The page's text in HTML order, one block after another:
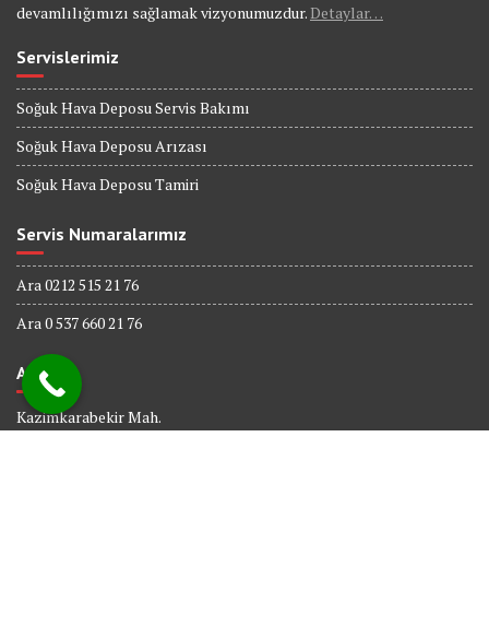
devamlılığımızı sağlamak vizyonumuzdur.Detaylar…
Servislerimiz
Soğuk Hava Deposu Servis Bakımı
Soğuk Hava Deposu Arızası
Soğuk Hava Deposu Tamiri
Servis Numaralarımız
Ara 0212 515 21 76
Ara 0 537 660 21 76
Adres
Kazimkarabekir Mah.